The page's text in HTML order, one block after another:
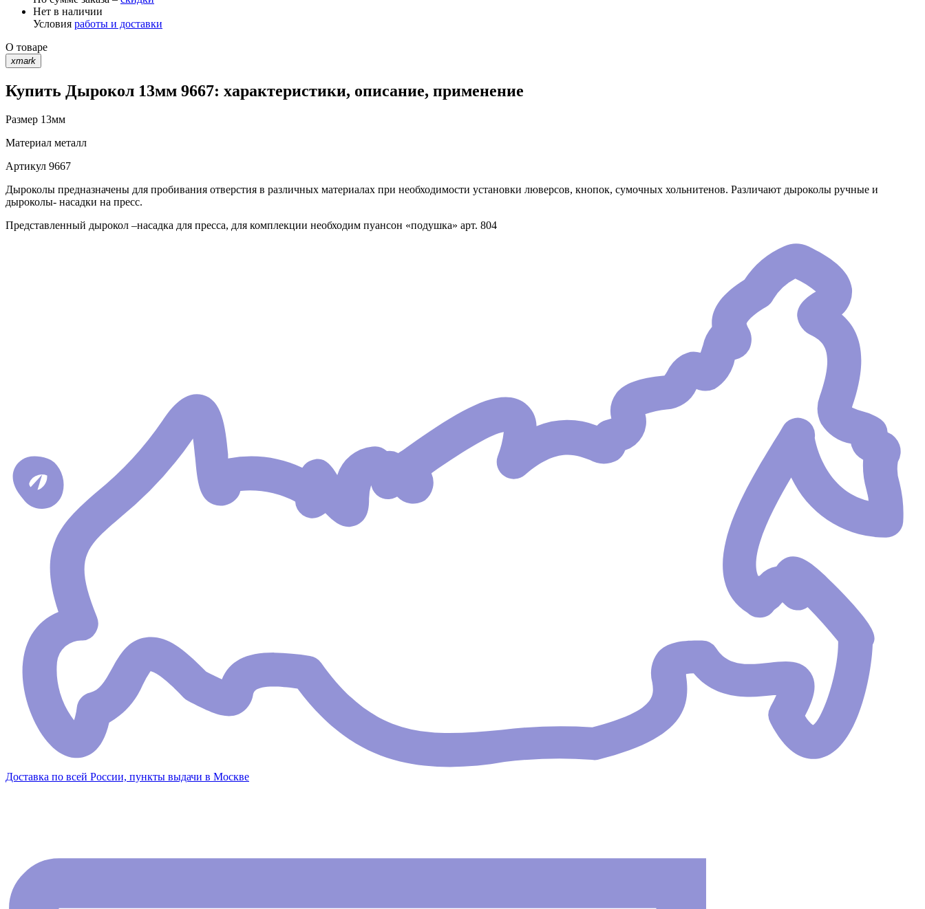
Нет в наличии
Условия работы и доставки
О товаре
xmark
Купить Дырокол 13мм 9667: характеристики, описание, применение
Размер 13мм
Материал металл
Артикул 9667
Дыроколы предназначены для пробивания отверстия в различных материалах при необходимости установки люверсов, кнопок, сумочных хольнитенов. Различают дыроколы ручные и
дыроколы- насадки на пресс.
Представленный дырокол –насадка для пресса, для комплекции необходим пуансон «подушка» арт. 804
Доставка по всей России, пункты выдачи в Москве